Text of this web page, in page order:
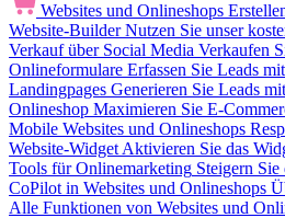
Websites und Onlineshops
Website-Builder Nutzen Sie unser
Verkauf über Social Media Verkaufen
Onlineformulare Erfassen Sie Leads
Landingpages Generieren Sie Leads
Onlineshop Maximieren Sie E-
Mobile Websites und Onlineshops
Website-Widget Aktivieren Sie das
Tools für Onlinemarketing Steigern
CoPilot in Websites und Onlineshops
Alle Funktionen von Websites und